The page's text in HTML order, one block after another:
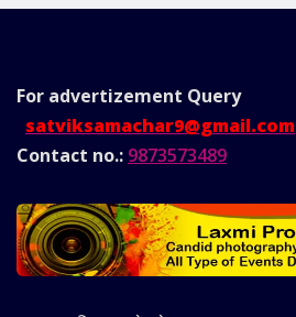
For advertizement Query
satviksamachar9@gmail.com
Contact no.: 9873573489